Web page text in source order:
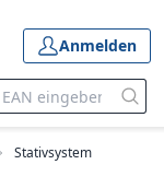
Anmelden
Stativsystem